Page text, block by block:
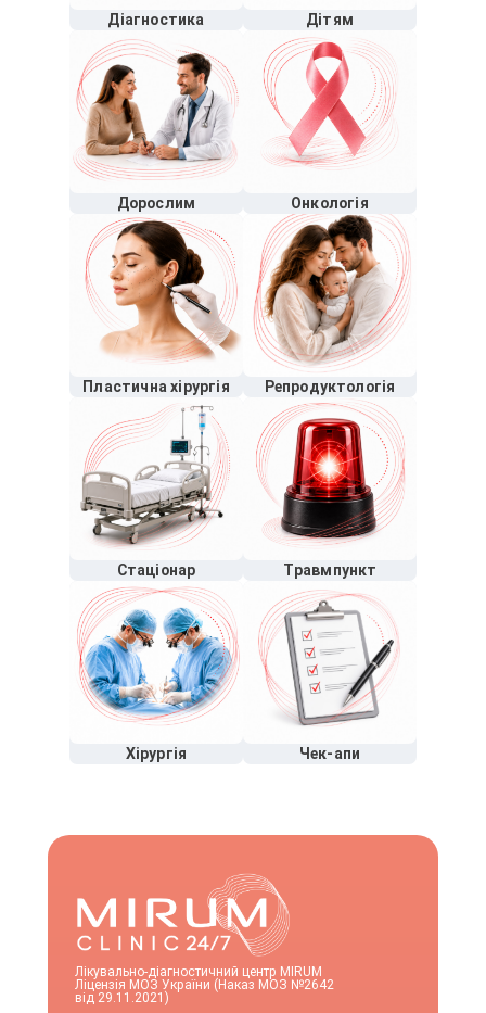
Діагностика Дітям
Дорослим Онкологія
Пластична хірургія Репродуктологія
Стаціонар Травмпункт
Хірургія Чек-апи
Лікувально-діагностичний центр MIRUM
Ліцензія МОЗ України (Наказ МОЗ №2642
від 29.11.2021)